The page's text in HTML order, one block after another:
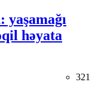
həyata
321